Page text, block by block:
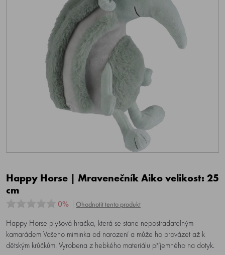
Happy Horse | Mravenečník Aiko velikost: 25
cm
0% Ohodnotit tento produkt
Happy Horse plyšová hračka, která se stane nepostradatelným
kamarádem Vašeho miminka od narození a může ho provázet až k
dětským krůčkům. Vyrobena z hebkého materiálu příjemného na dotyk.